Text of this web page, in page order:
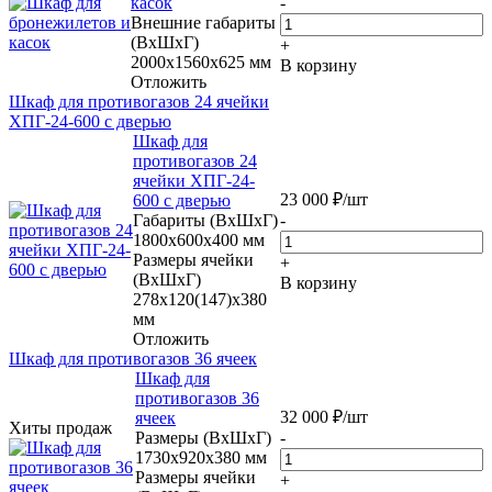
Внешние габариты
(ВхШхГ)
2000х1560х625 мм
Отложить
+
В корзину
Шкаф для противогазов 24 ячейки
ХПГ-24-600 с дверью
Шкаф для
противогазов 24
ячейки ХПГ-24-
600 с дверью
Габариты (ВхШхГ)
1800x600x400 мм
Размеры ячейки
(ВхШхГ)
278х120(147)х380
мм
Отложить
23 000 ₽/шт
-
+
В корзину
Шкаф для противогазов 36 ячеек
Хиты продаж
Шкаф для
противогазов 36
ячеек
Размеры (ВхШхГ)
1730x920x380 мм
Размеры ячейки
32 000 ₽/шт
-
+